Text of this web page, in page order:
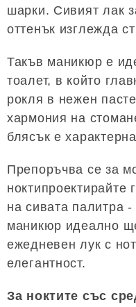
шарки. Сивият лак
оттенък изглежда
Такъв маникюр е
тоалет, в който
рокля в нежен
хармония на
блясък е
Препоръчва се за
ноктипроектирайте
на сивата палитра
маникюр идеално
ежедневен лук с
елегантност.
За ноктите със